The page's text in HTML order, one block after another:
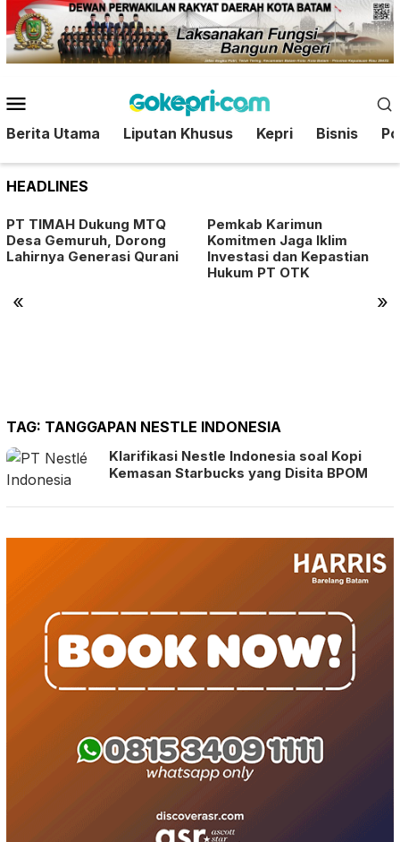
Loncat
ke
konten
Mobile
Berita Utama Liputan Khusus Kepri Bisnis
HEADLINES
« »
PT TIMAH Dukung MTQ
Desa Gemuruh, Dorong
Lahirnya Generasi Qurani
Pemkab Karimun
Komitmen Jaga Iklim
Investasi dan Kepastian
Hukum PT OTK
TAG: TANGGAPAN NESTLE INDONESIA
Klarifikasi Nestle Indonesia soal Kopi
Kemasan Starbucks yang Disita BPOM